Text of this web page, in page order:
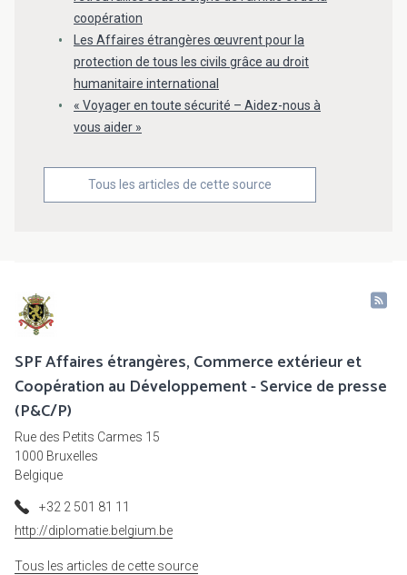
coopération
Les Affaires étrangères œuvrent pour la
protection de tous les civils grâce au droit
humanitaire international
« Voyager en toute sécurité – Aidez-nous à
vous aider »
Tous les articles de cette source
SPF Affaires étrangères, Commerce extérieur et
Coopération au Développement - Service de presse
(P&C/P)
Rue des Petits Carmes 15
1000 Bruxelles
Belgique
+32 2 501 81 11
http://diplomatie.belgium.be
Tous les articles de cette source